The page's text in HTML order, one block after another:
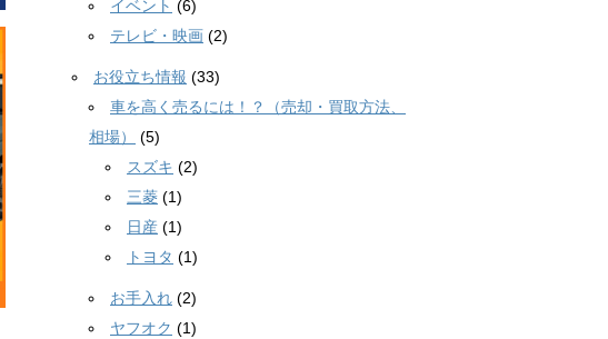
イベント (6)
テレビ・映画 (2)
お役立ち情報 (33)
車を高く売るには！？（売却・買取方法、
相場）
(5)
スズキ (2)
三菱 (1)
日産 (1)
トヨタ (1)
お手入れ (2)
ヤフオク (1)